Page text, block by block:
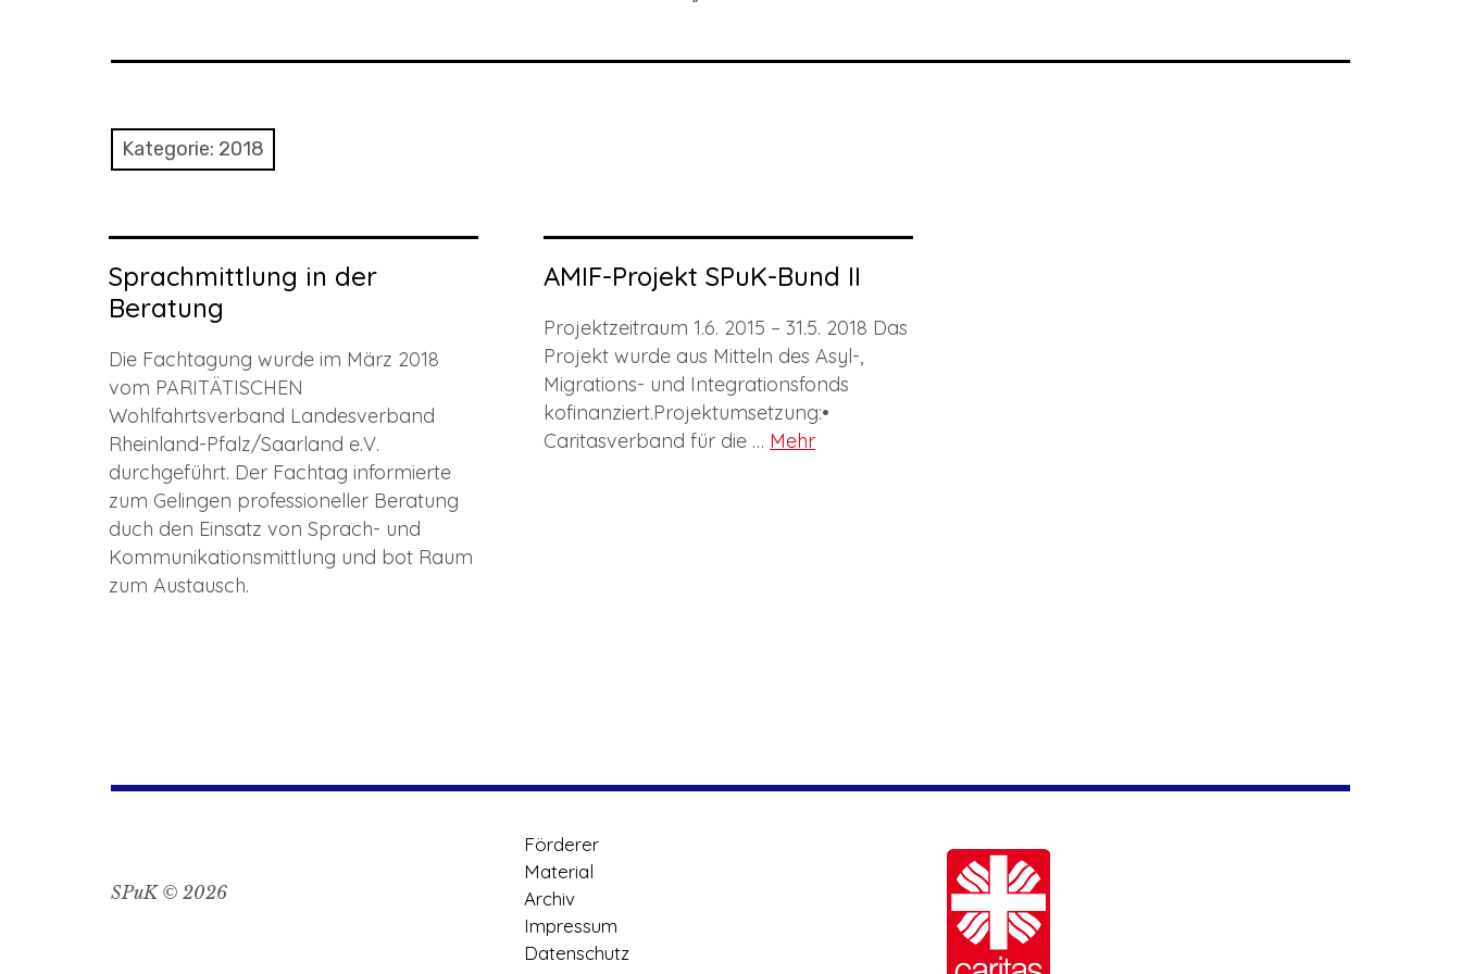
Kategorie: 2018
Sprachmittlung in der
Beratung
Die Fachtagung wurde im März 2018
vom PARITÄTISCHEN
Wohlfahrtsverband Landesverband
Rheinland-Pfalz/Saarland e.V.
durchgeführt. Der Fachtag informierte
zum Gelingen professioneller Beratung
duch den Einsatz von Sprach- und
Kommunikationsmittlung und bot Raum
zum Austausch.
AMIF-Projekt SPuK-Bund II
Projektzeitraum 1.6. 2015 – 31.5. 2018 Das
Projekt wurde aus Mitteln des Asyl-,
Migrations- und Integrationsfonds
kofinanziert.Projektumsetzung:•
Caritasverband für die … Mehr
Förderer
Material
Archiv
Impressum
Datenschutz
SPuK © 2026